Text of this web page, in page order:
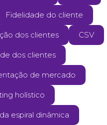
Fidelidade do cliente
dos clientes CSV
dos clientes
de mercado
holístico
espiral dinâmica